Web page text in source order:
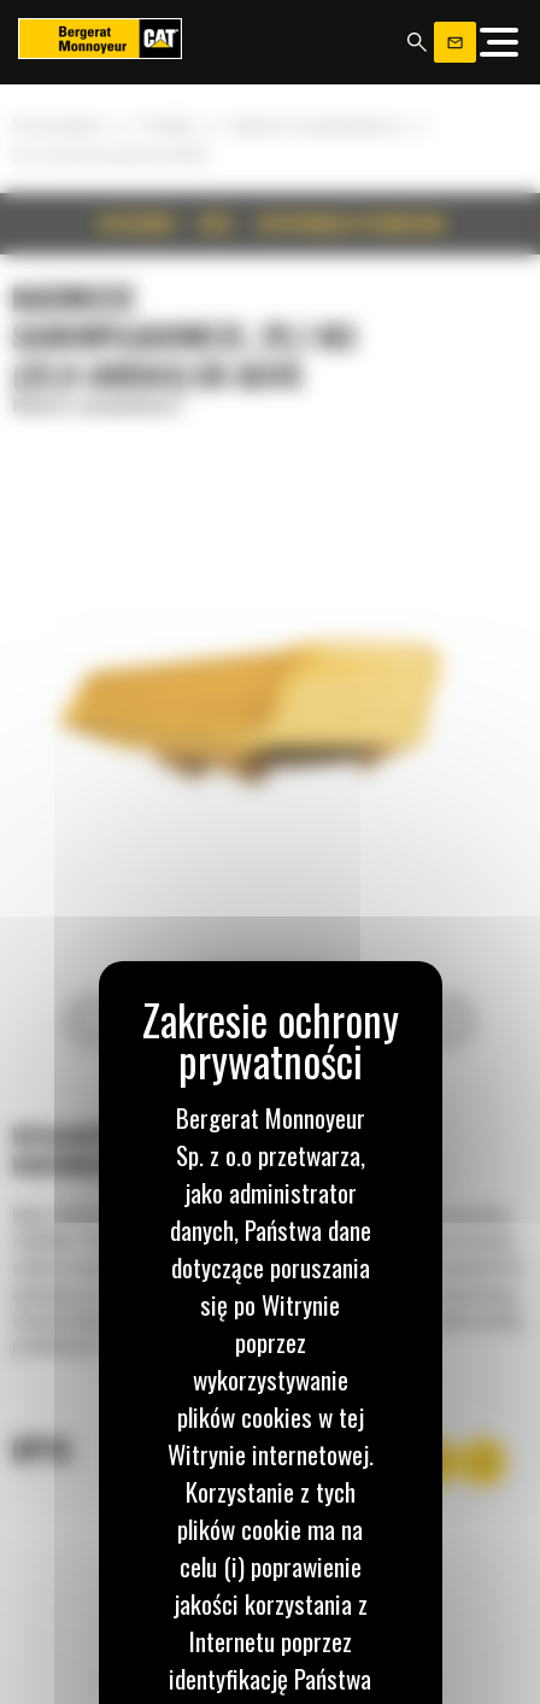
NADWOZIE
SAMOWYŁADOWCZE, 25,1 M3
(32,8 JARDA3) DO AD45
WYDAJNOŚĆ I NIEZAWODNOŚĆ W TRUDNYCH
WARUNKACH GÓRNICZYCH
Wybór właściwej skrzyni ładunkowej zależy od materiału, rodzaju drogi i warunków
załadunku. Właściwe dopasowanie skrzyni ładunkowej do danego zadania znacząco
zwiększa wydajność. Skrzynie ładunkowe® Cat zaprojektowano tak, aby zapewnić ich
optymalną wytrzymałość, pojemność i trwałość. Ze względu na wymiary i konstrukcję
stanowią idealną część pełnego systemu transportowego, pomagając uzyskać wysoką
produktywność i najniższy koszt w przeliczeniu na tonę.
OPIS
Panel zarządzania plikami cookies
Bergerat Monnoyeur
Sp. z o.o przetwarza,
jako administrator
danych, Państwa dane
dotyczące poruszania
się po Witrynie
poprzez
wykorzystywanie
plików cookies w tej
Witrynie internetowej.
Korzystanie z tych
plików cookie ma na
celu (i) poprawienie
jakości korzystania z
Internetu poprzez
identyfikację Państwa